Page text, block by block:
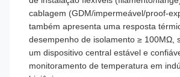
cablagem (GDM/impermeável/proof-
também apresenta uma resposta
desempenho de isolamento ≥ 100MΩ,
um dispositivo central estável e
monitoramento de temperatura em